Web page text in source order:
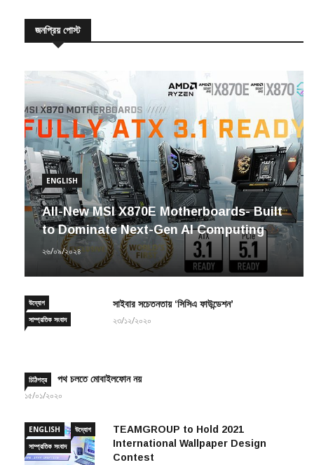
জনপ্রিয় পোস্ট
ENGLISH
All-New MSI X870E Motherboards- Built
to Dominate Next-Gen AI Computing
২৬/০৯/২০২৪
উদ্যোগ
সাম্প্রতিক সংবাদ
সাইবার সচেতনতায় ‘সিসিএ ফাউন্ডেশন’
২৩/১২/২০২০
চিঠিপত্র পথ চলতে মোবাইলফোন নয়
১৫/০১/২০২০
ENGLISH
উদ্যোগ
সাম্প্রতিক সংবাদ
TEAMGROUP to Hold 2021
International Wallpaper Design
Contest